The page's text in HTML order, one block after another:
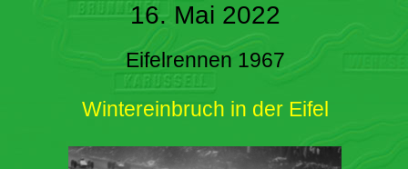
16. Mai 2022
Eifelrennen 1967
Wintereinbruch in der Eifel